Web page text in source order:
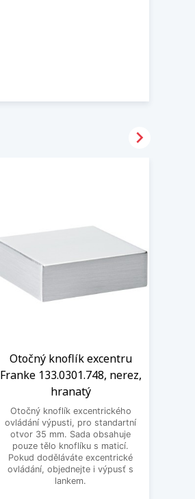
Otočný knoflík excentru
Franke 133.0301.748, nerez,
hranatý
Otočný knoflík excentrického
ovládání výpusti, pro standartní
otvor 35 mm. Sada obsahuje
pouze tělo knoflíku s maticí.
Pokud doděláváte excentrické
ovládání, objednejte i výpusť s
lankem.
